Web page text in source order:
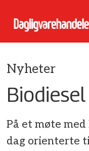
Nyheter
På et møte med
dag orienterte